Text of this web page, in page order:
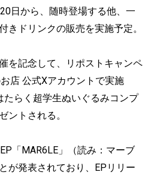
日から、随時登場する他、一
きドリンクの販売を実施予定。
を記念して、リポストキャンペ
店 公式Xアカウントで実施
たらく超学生ぬいぐるみコンプ
ントされる。
「MAR6LE」（読み：マーブ
が発表されており、EPリリー